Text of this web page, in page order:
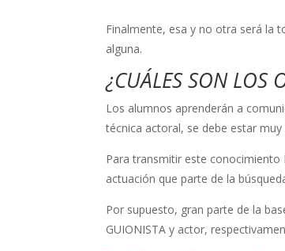
Finalmente, esa y no otra será la
alguna.
¿CUÁLES SON LOS
Los alumnos aprenderán a
técnica actoral, se debe estar
Para transmitir este
actuación que parte de la
Por supuesto, gran parte de la
GUIONISTA y actor,